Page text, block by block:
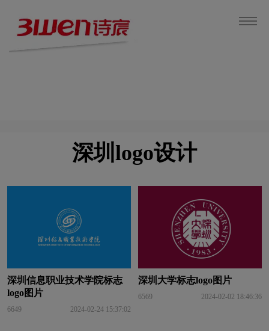
深圳logo设计
深圳信息职业技术学院标志
logo图片
6649 2024-02-24 15:37:02
深圳大学标志logo图片
6569 2024-02-02 18:46:36